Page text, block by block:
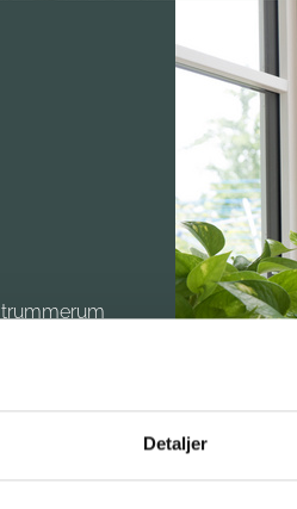
Detaljer
der en